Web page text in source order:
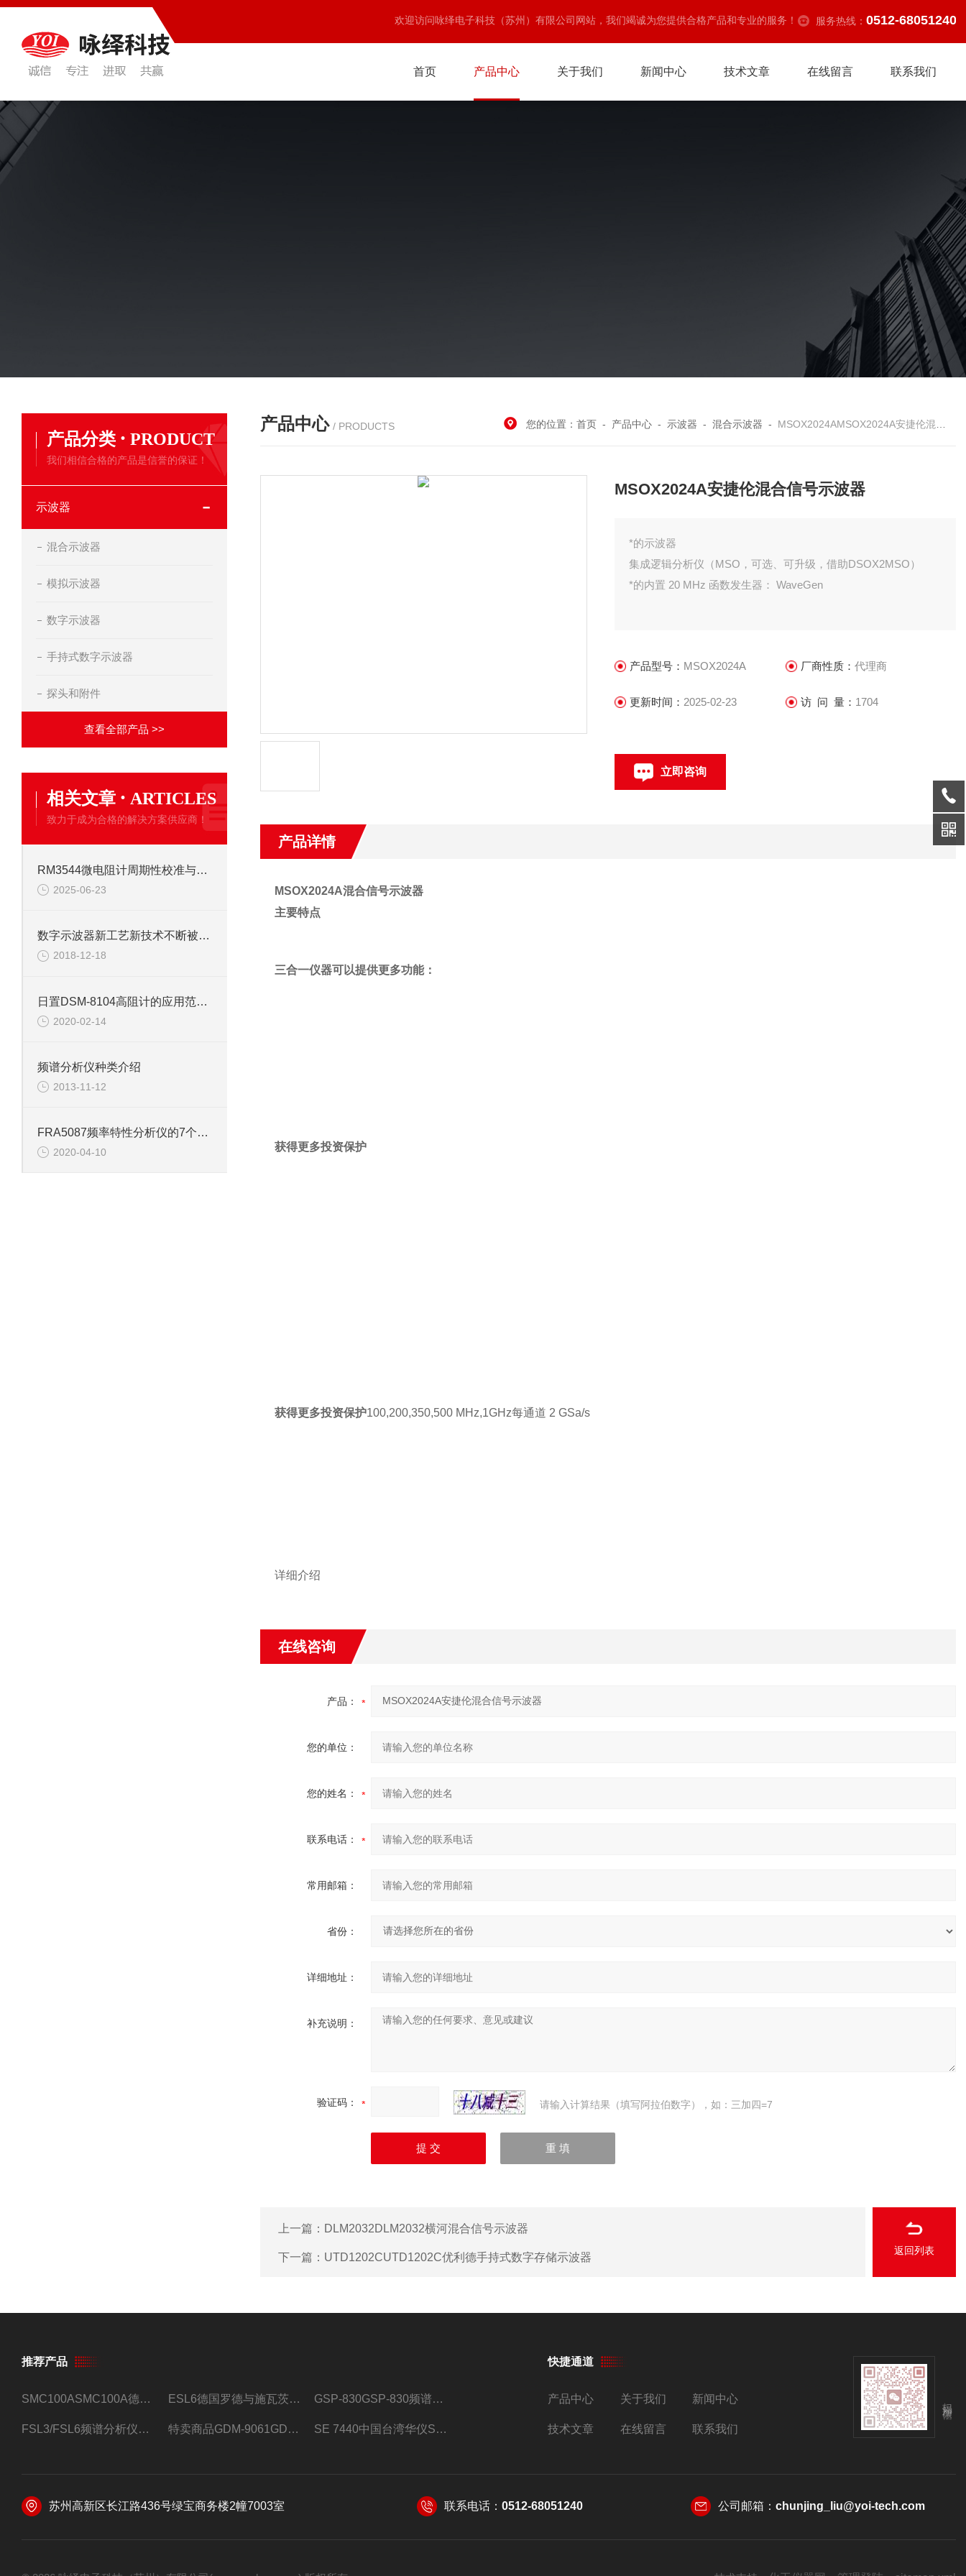
欢迎访问咏绎电子科技（苏州）有限公司网站，我们竭诚为您提供合格产品和专业的服务！ 服务热线： 0512-68051240
首页 产品中心 关于我们 新闻中心 技术文章 在线留言 联系我们
产品分类 · PRODUCT
我们相信合格的产品是信誉的保证！
示波器
混合示波器
模拟示波器
数字示波器
手持式数字示波器
探头和附件
查看全部产品 >>
相关文章 · ARTICLES
致力于成为合格的解决方案供应商！
RM3544微电阻计周期性校准与校验
2025-06-23
数字示波器新工艺新技术不断被采用
2018-12-18
日置DSM-8104高阻计的应用范围及其发展方向
2020-02-14
频谱分析仪种类介绍
2013-11-12
FRA5087频率特性分析仪的7个特点介绍
2020-04-10
产品中心 / PRODUCTS 您的位置：首页 - 产品中心 - 示波器 -混合示波器 - MSOX2024AMSOX2024A安捷伦混合信号示波器
MSOX2024A安捷伦混合信号示波器
*的示波器
集成逻辑分析仪（MSO，可选、可升级，借助DSOX2MSO）
*的内置 20 MHz 函数发生器： WaveGen
产品型号： MSOX2024A 厂商性质： 代理商
更新时间： 2025-02-23 访 问 量： 1704
立即咨询
产品详情
MSOX2024A混合信号示波器
主要特点
三合一仪器可以提供更多功能：
析仪（MSO，可选、可升级，借助
获得更多投资保护
获得更多投资保护100,200,350,500 MHz,1GHz每通道 2 GSa/s
详细介绍
在线咨询
产品：
您的单位：
您的姓名：
联系电话：
常用邮箱：
省份：
详细地址：
补充说明：
验证码： 请输入计算结果（填写阿拉伯数字），如：三加四=7
上一篇： DLM2032DLM2032横河混合信号示波器
下一篇： UTD1202CUTD1202C优利德手持式数字存储示波器
返回列表
推荐产品
SMC100ASMC100A德国罗德与施瓦茨射频信号源 ESL6德国罗德与施瓦茨预认证EMI接收机 GSP-830GSP-830频谱分析仪
FSL3/FSL6频谱分析仪FSL3/FSL6罗德与施瓦茨 特卖商品GDM-9061GDM-9061台式万用表 SE 7440中国台湾华仪SE系列安规综合分析仪
快捷通道
产品中心 关于我们 新闻中心
技术文章 在线留言 联系我们
苏州高新区长江路436号绿宝商务楼2幢7003室 联系电话： 0512-68051240 公司邮箱： chunjing_liu@yoi-tech.com